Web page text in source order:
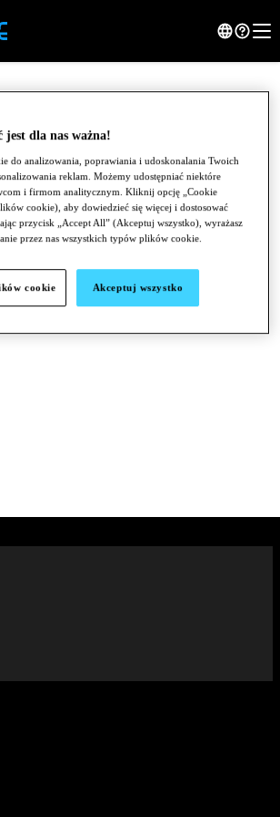
● ●
jest dla nas ważna!
do analizowania, poprawiania i udoskonalania Twoich
reklam. Możemy udostępniać niektóre
i firmom analitycznym. Kliknij opcję „Cookie
cookie), aby dowiedzieć się więcej i dostosować
przycisk „Accept All” (Akceptuj wszystko), wyrażasz
przez nas wszystkich typów plików cookie.
Akceptuj wszystko
cookie